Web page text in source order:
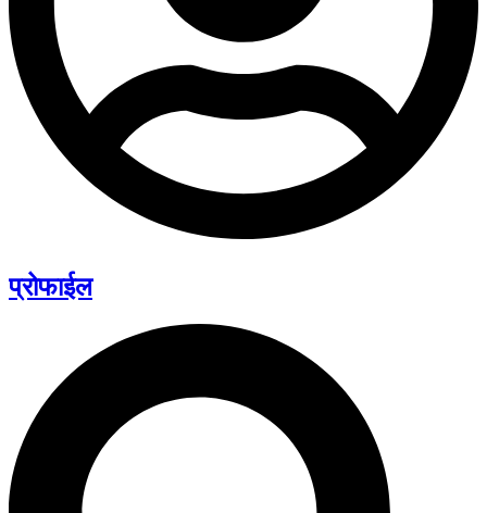
प्रोफाईल